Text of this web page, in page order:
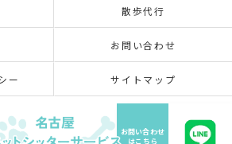
散歩代行
お問い合わせ
ー サイトマップ